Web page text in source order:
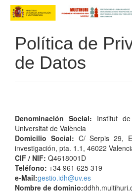
Política de
de Datos
Denominación Social: Institut
Universitat de València
Domicilio Social: C/ Serpis 29,
investigación, pta. 1.1, 46022
CIF / NIF: Q4618001D
Teléfono: +34 961 625 319
e-Mail:gestio.idh@uv.es
Nombre de dominio: